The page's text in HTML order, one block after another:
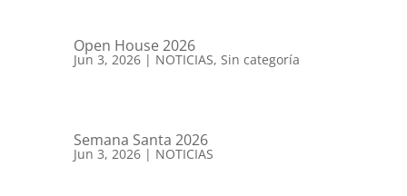
Open House 2026
Jun 3, 2026| NOTICIAS, Sin categoría
Semana Santa 2026
Jun 3, 2026| NOTICIAS